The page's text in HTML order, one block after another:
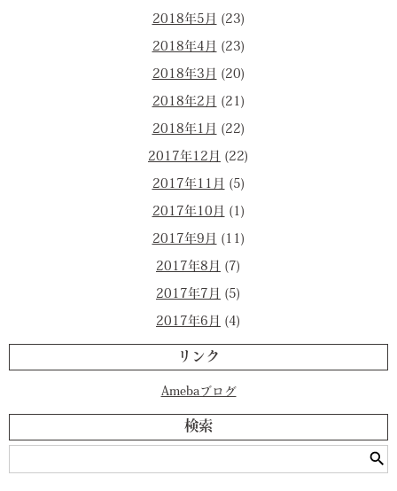
2018年5月 (23)
2018年4月 (23)
2018年3月 (20)
2018年2月 (21)
2018年1月 (22)
2017年12月 (22)
2017年11月 (5)
2017年10月 (1)
2017年9月 (11)
2017年8月 (7)
2017年7月 (5)
2017年6月 (4)
リンク
Amebaブログ
検索